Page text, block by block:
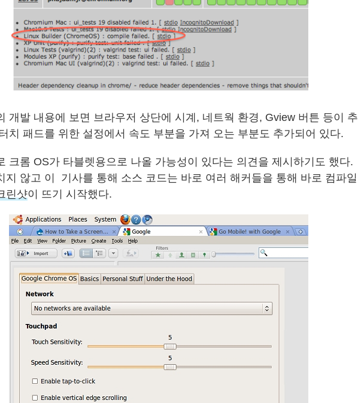
개발 내용에 보면 브라우저 상단에 시계, 네트웍 환경, Gview 버튼 등이 추
치 패드를 위한 설정에서 속도 부분을 가져 오는 부분도 추가되어 있다.
크롬 OS가 타블렛용으로 나올 가능성이 있다는 의견을 제시하기도 했다.
지 않고 이 기사를 통해 소스 코드는 바로 여러 해커들을 통해 바로 컴파일
린샷이 뜨기 시작했다.